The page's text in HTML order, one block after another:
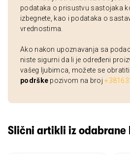
podataka o prisustvu sastojaka
izbegnete, kao i podataka o
vrednostima.
Ako nakon upoznavanja sa
niste sigurni da li je određeni
vašeg ljubimca, možete se obratiti
podrške pozivom na broj
Slični artikli iz odabrane